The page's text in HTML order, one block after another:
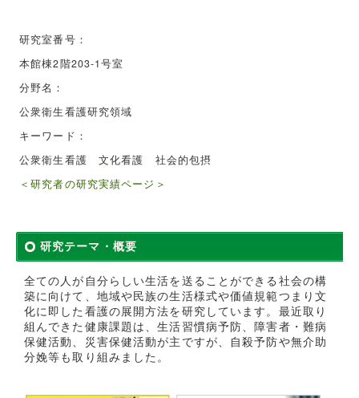
研究室番号：
本館棟2階203-1号室
分野名：
公衆衛生看護研究領域
キーワード：
公衆衛生看護 文化看護 社会的包摂
＜研究者の研究実績ページ＞
研究テーマ・概要
全ての人が自分らしい生活を送ることができる社会の構
築に向けて、地域や民族の生活様式や価値規範つまり文
化に即した看護の展開方法を研究しています。最近取り
組んできた健康課題は、生活習慣病予防、障害者・難病
保健活動、災害保健活動が主ですが、自殺予防や無介助
分娩等も取り組みました。